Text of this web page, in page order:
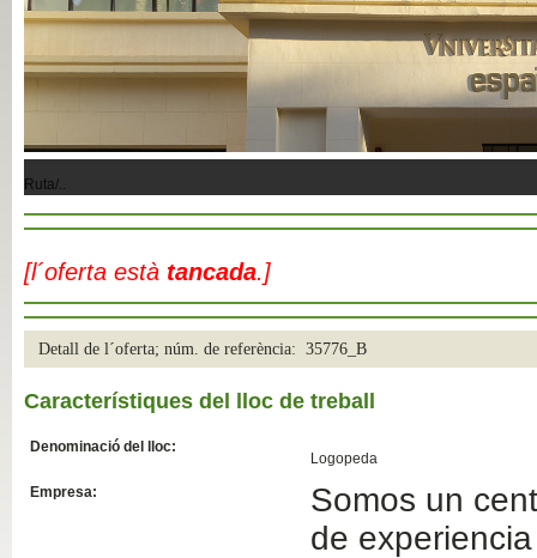
Ruta/..
[l´oferta està tancada.]
Detall de l´oferta; núm. de referència: 35776_B
Característiques del lloc de treball
Denominació del lloc:
Logopeda
Empresa:
Somos un
de